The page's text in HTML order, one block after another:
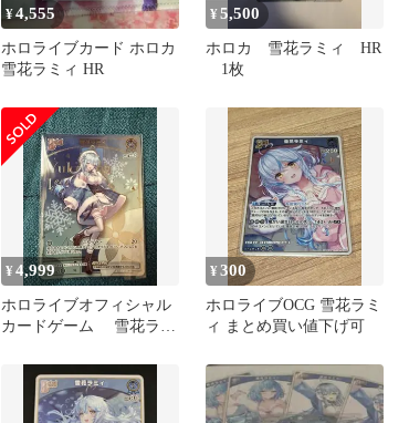
¥4,555
ホロライブカード ホロカ
雪花ラミィ HR
¥5,500
ホロカ 雪花ラミィ HR
1枚
¥4,999
ホロライブオフィシャル
カードゲーム 雪花ラミ
¥300
ホロライブOCG 雪花ラミ
ィ まとめ買い値下げ可